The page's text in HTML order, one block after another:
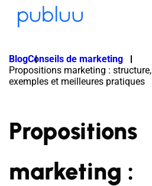
BlogConseils de marketing
Propositions marketing : structure,
exemples et meilleures pratiques
Propositions
marketing :